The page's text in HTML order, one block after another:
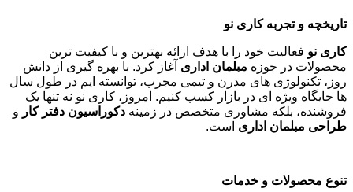
تاریخچه و تجربه کاری نو
کاری نو فعالیت خود را با هدف ارائه بهترین و با کیفیت ترین
محصولات در حوزه مبلمان اداری آغاز کرد. با بهره گیری از دانش
روز، تکنولوژی های مدرن و تیمی مجرب، توانسته ایم در طول سال
ها جایگاه ویژه ای در بازار کسب کنیم. امروز، کاری نو نه تنها یک
فروشنده، بلکه مشاوری متخصص در زمینه دکوراسیون دفتر کار و
طراحی مبلمان اداری است.
تنوع محصولات و خدمات